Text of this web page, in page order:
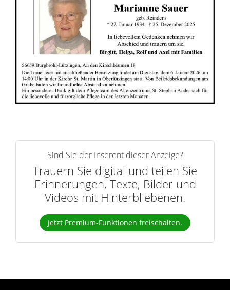
n
n
e
r
n
Sind Sie der Inserent dieser Anzeige?
Trauern Sie digital und teilen Sie
Erinnerungen, Texte, Bilder und
Videos mit Hinterbliebenen.
Jetzt Premium-Funktionen freischalten.